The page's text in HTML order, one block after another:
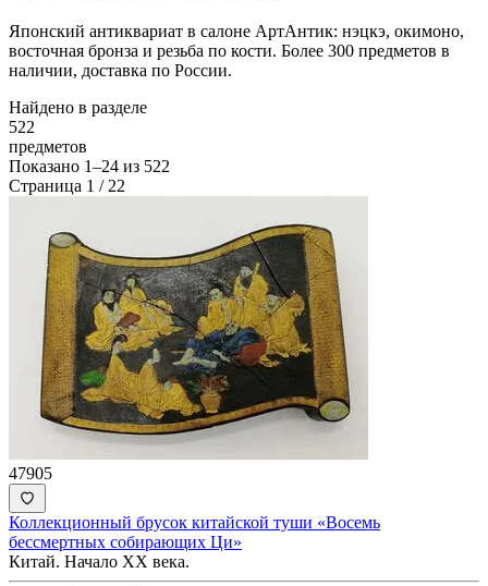
Японский антиквариат в салоне АртАнтик: нэцкэ, окимоно,
восточная бронза и резьба по кости. Более 300 предметов в
наличии, доставка по России.
Найдено в разделе
522
предметов
Показано 1–24 из 522
Страница 1 / 22
47905
Коллекционный брусок китайской туши «Восемь
бессмертных собирающих Ци»
Китай. Начало XX века.